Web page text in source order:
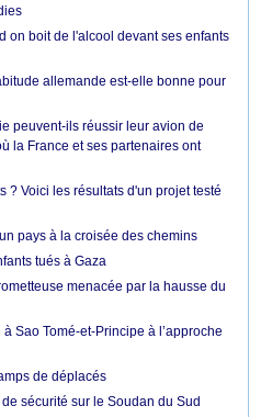
on boit de l'alcool devant ses enfants
allemande est-elle bonne pour
peuvent-ils réussir leur avion de
la France et ses partenaires ont
? Voici les résultats d'un projet testé
pays à la croisée des chemins
tués à Gaza
menacée par la hausse du
Sao Tomé-et-Principe à l’approche
de déplacés
sécurité sur le Soudan du Sud